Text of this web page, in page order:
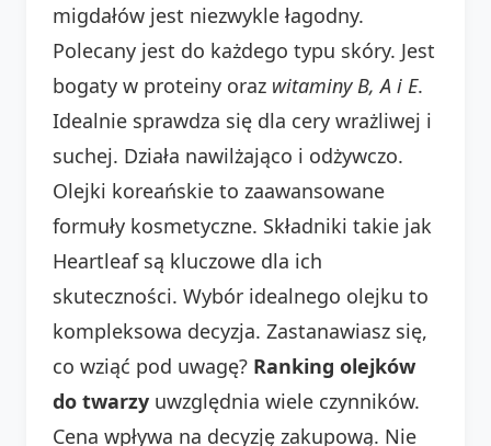
migdałów jest niezwykle łagodny.
Polecany jest do każdego typu skóry. Jest
bogaty w proteiny oraz witaminy B, A i E.
Idealnie sprawdza się dla cery wrażliwej i
suchej. Działa nawilżająco i odżywczo.
Olejki koreańskie to zaawansowane
formuły kosmetyczne. Składniki takie jak
Heartleaf są kluczowe dla ich
skuteczności. Wybór idealnego olejku to
kompleksowa decyzja. Zastanawiasz się,
co wziąć pod uwagę? Ranking olejków
do twarzy uwzględnia wiele czynników.
Cena wpływa na decyzję zakupową. Nie